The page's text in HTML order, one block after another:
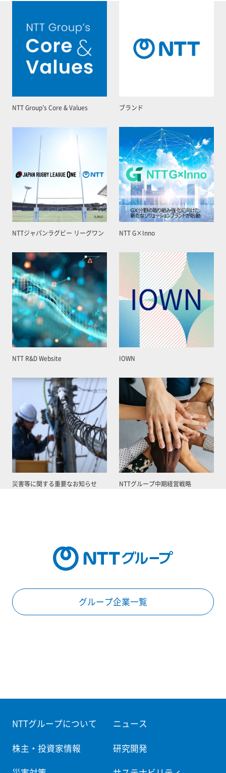
NTT Group’s Core & Values ブランド
NTTジャパンラグビー リーグワン NTT G×Inno
NTT R&D Website IOWN
災害等に関する重要なお知らせ NTTグループ中期経営戦略
グループ企業一覧
NTTグループについて ニュース
株主・投資家情報 研究開発